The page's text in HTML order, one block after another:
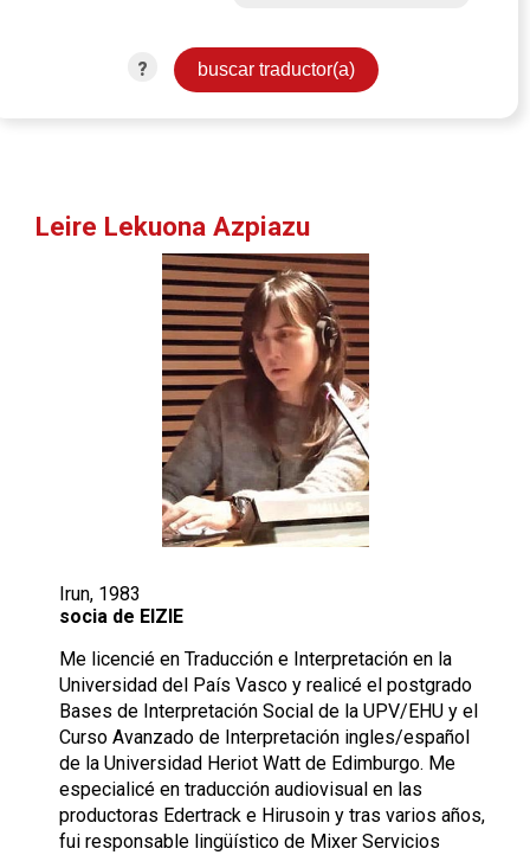
?
Leire Lekuona Azpiazu
Irun, 1983
socia de EIZIE
Me licencié en Traducción e Interpretación en la
Universidad del País Vasco y realicé el postgrado
Bases de Interpretación Social de la UPV/EHU y el
Curso Avanzado de Interpretación ingles/español
de la Universidad Heriot Watt de Edimburgo. Me
especialicé en traducción audiovisual en las
productoras Edertrack e Hirusoin y tras varios años,
fui responsable lingüístico de Mixer Servicios